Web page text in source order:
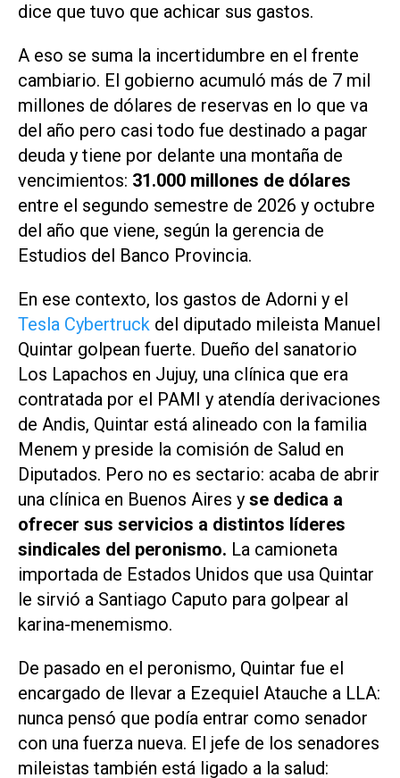
dice que tuvo que achicar sus gastos.
A eso se suma la incertidumbre en el frente
cambiario. El gobierno acumuló más de 7 mil
millones de dólares de reservas en lo que va
del año pero casi todo fue destinado a pagar
deuda y tiene por delante una montaña de
vencimientos: 31.000 millones de dólares
entre el segundo semestre de 2026 y octubre
del año que viene, según la gerencia de
Estudios del Banco Provincia.
En ese contexto, los gastos de Adorni y el
Tesla Cybertruck del diputado mileista Manuel
Quintar golpean fuerte. Dueño del sanatorio
Los Lapachos en Jujuy, una clínica que era
contratada por el PAMI y atendía derivaciones
de Andis, Quintar está alineado con la familia
Menem y preside la comisión de Salud en
Diputados. Pero no es sectario: acaba de abrir
una clínica en Buenos Aires y se dedica a
ofrecer sus servicios a distintos líderes
sindicales del peronismo. La camioneta
importada de Estados Unidos que usa Quintar
le sirvió a Santiago Caputo para golpear al
karina-menemismo.
De pasado en el peronismo, Quintar fue el
encargado de llevar a Ezequiel Atauche a LLA:
nunca pensó que podía entrar como senador
con una fuerza nueva. El jefe de los senadores
mileistas también está ligado a la salud: